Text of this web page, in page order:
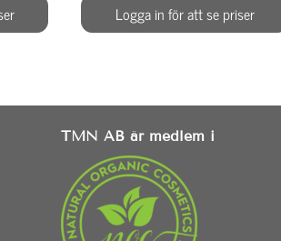
Logga in för att se priser
TMN AB är medlem i